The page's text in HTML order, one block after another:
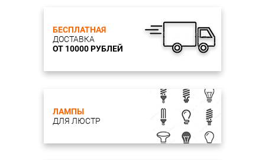
БЕСПЛАТНАЯ
ДОСТАВКА
ОТ 10000 РУБЛЕЙ
ЛАМПЫ
ДЛЯ ЛЮСТР